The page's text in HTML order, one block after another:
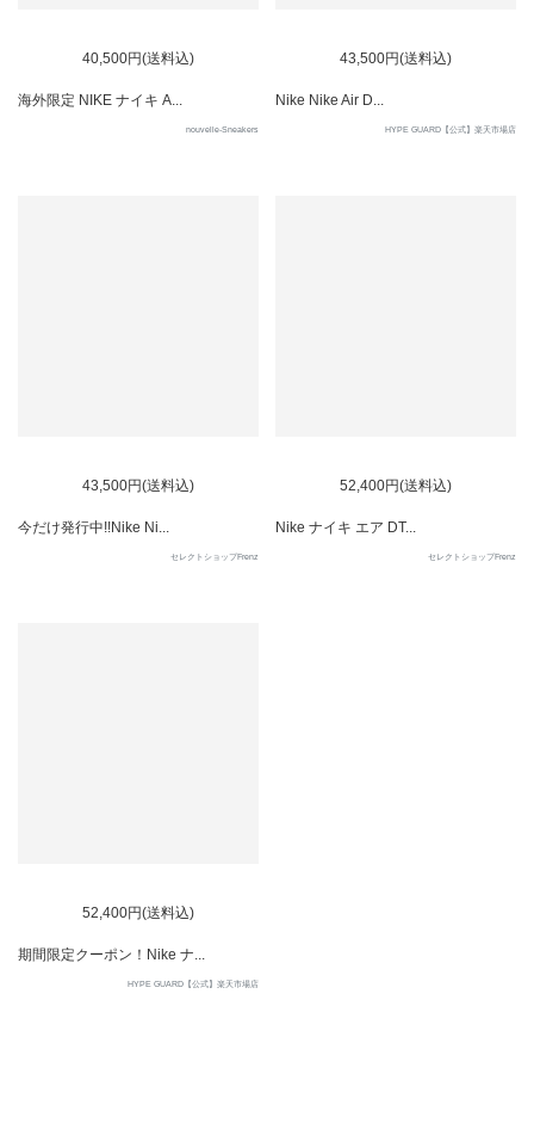
40,500円(送料込)
海外限定 NIKE ナイキ A...
nouvelle-Sneakers
43,500円(送料込)
Nike Nike Air D...
HYPE GUARD【公式】楽天市場店
43,500円(送料込)
今だけ発行中!!Nike Ni...
セレクトショップFrenz
52,400円(送料込)
Nike ナイキ エア DT...
セレクトショップFrenz
52,400円(送料込)
期間限定クーポン！Nike ナ...
HYPE GUARD【公式】楽天市場店